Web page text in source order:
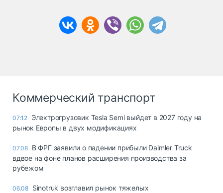
Коммерческий транспорт
07:12 Электрогрузовик Tesla Semi выйдет в 2027 году на
рынок Европы в двух модификациях
07.08 В ФРГ заявили о падении прибыли Daimler Truck
вдвое на фоне планов расширения производства за
рубежом
06.08 Sinotruk возглавил рынок тяжелых